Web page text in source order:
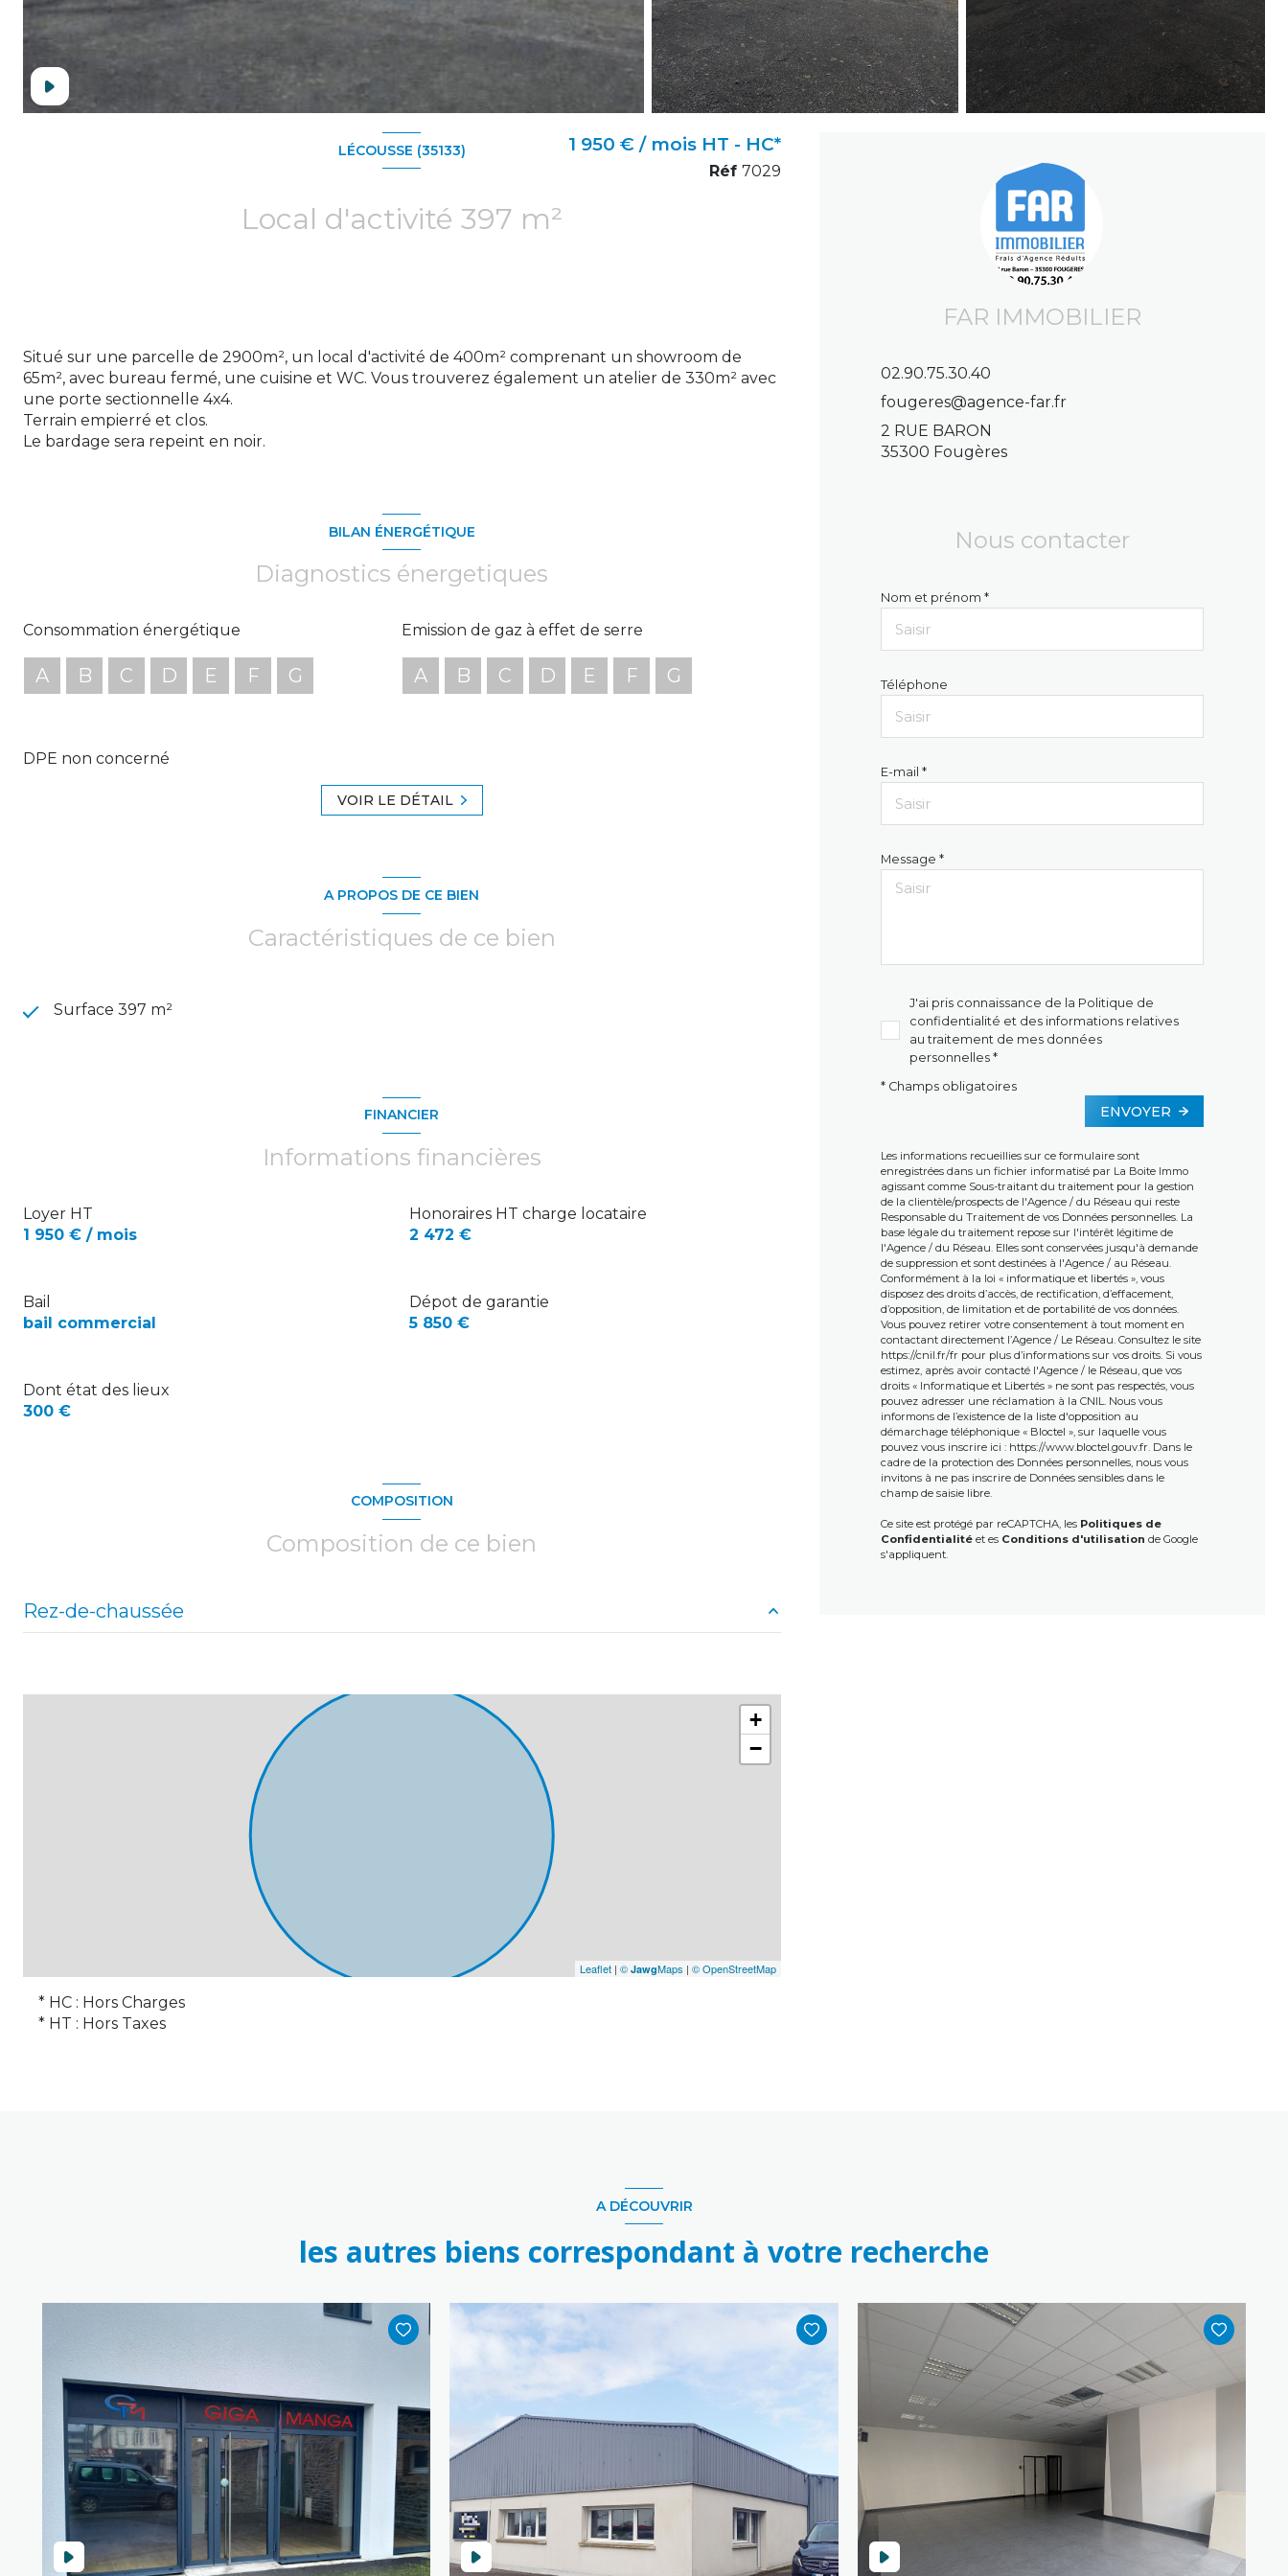
LÉCOUSSE (35133)
Local d'activité 397 m²
1 950 € / mois HT - HC*
Réf 7029
Situé sur une parcelle de 2900m², un local d'activité de 400m² comprenant un showroom de
65m², avec bureau fermé, une cuisine et WC. Vous trouverez également un atelier de 330m² avec
une porte sectionnelle 4x4.
Terrain empierré et clos.
Le bardage sera repeint en noir.
BILAN ÉNERGÉTIQUE
Diagnostics énergetiques
Consommation énergétique
A B C D E F G
Emission de gaz à effet de serre
A B C D E F G
DPE non concerné
VOIR LE DÉTAIL
A PROPOS DE CE BIEN
Caractéristiques de ce bien
Surface 397 m²
FINANCIER
Informations financières
Loyer HT
1 950 € / mois
Honoraires HT charge locataire
2 472 €
Dont état des lieux
300 €
Dépot de garantie
5 850 €
Bail
bail commercial
COMPOSITION
Composition de ce bien
Rez-de-chaussée
11 m²
+
−
Leaflet| © JawgMaps | © OpenStreetMap
FAR IMMOBILIER
02.90.75.30.40
fougeres@agence-far.fr
2 RUE BARON
35300 Fougères
Nous contacter
Nom et prénom *
Téléphone
E-mail *
Message *
J'ai pris connaissance de la Politique de
confidentialité et des informations relatives
au traitement de mes données
personnelles *
* Champs obligatoires
ENVOYER
Les informations recueillies sur ce formulaire sont
enregistrées dans un fichier informatisé par La Boite Immo
agissant comme Sous-traitant du traitement pour la gestion
de la clientèle/prospects de l'Agence / du Réseau qui reste
Responsable du Traitement de vos Données personnelles. La
base légale du traitement repose sur l'intérêt légitime de
l'Agence / du Réseau. Elles sont conservées jusqu'à demande
de suppression et sont destinées à l'Agence / au Réseau.
Conformément à la loi « informatique et libertés », vous
disposez des droits d’accès, de rectification, d’effacement,
d’opposition, de limitation et de portabilité de vos données.
Vous pouvez retirer votre consentement à tout moment en
contactant directement l’Agence / Le Réseau. Consultez le site
https://cnil.fr/fr pour plus d’informations sur vos droits. Si vous
estimez, après avoir contacté l'Agence / le Réseau, que vos
droits « Informatique et Libertés » ne sont pas respectés, vous
pouvez adresser une réclamation à la CNIL. Nous vous
informons de l’existence de la liste d'opposition au
démarchage téléphonique « Bloctel », sur laquelle vous
pouvez vous inscrire ici : https://www.bloctel.gouv.fr. Dans le
cadre de la protection des Données personnelles, nous vous
invitons à ne pas inscrire de Données sensibles dans le
champ de saisie libre.
Ce site est protégé par reCAPTCHA, les Politiques de
Confidentialitéet es Conditions d'utilisation de Google
s'appliquent.
* HC : Hors Charges
* HT : Hors Taxes
A DÉCOUVRIR
les autres biens correspondant à votre recherche